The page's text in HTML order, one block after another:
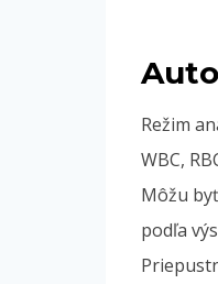
Režim
WBC,
Môžu
podľa